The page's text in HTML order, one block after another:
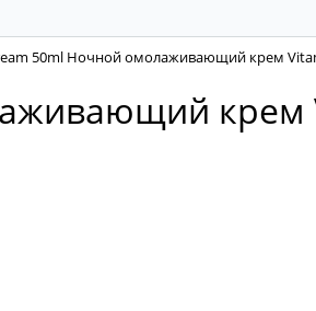
50ml Ночной омолаживающий крем
крем